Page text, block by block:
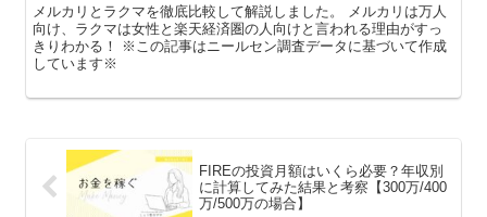
メルカリとラクマを徹底比較して解説しました。 メルカリは万人
向け、ラクマは女性と楽天経済圏の人向けと言われる理由がすっ
きりわかる！ ※この記事はニールセン調査データに基づいて作成
しています※
FIREの投資月額はいくら必要？年収別
に計算してみた結果と考察【300万/400
万/500万の場合】